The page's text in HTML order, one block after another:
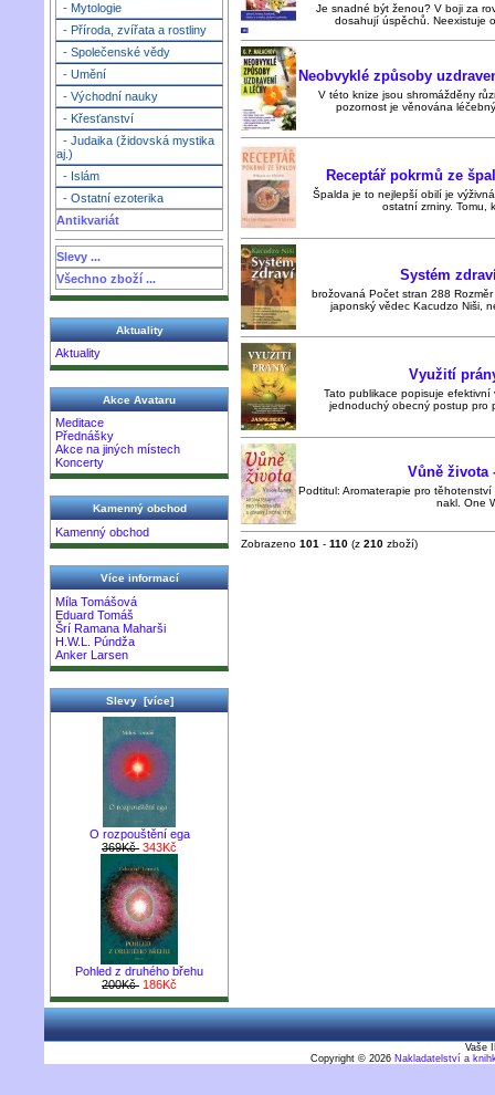
- Mytologie
- Příroda, zvířata a rostliny
- Společenské vědy
- Umění
- Východní nauky
- Křesťanství
- Judaika (židovská mystika
aj.)
- Islám
- Ostatní ezoterika
Antikvariát
Slevy ...
Všechno zboží ...
Aktuality
Aktuality
Akce Avataru
Meditace
Přednášky
Akce na jiných místech
Koncerty
Kamenný obchod
Kamenný obchod
Více informací
Míla Tomášová
Eduard Tomáš
Šrí Ramana Maharši
H.W.L. Púndža
Anker Larsen
Slevy [více]
O rozpouštění ega
369Kč 343Kč
Pohled z druhého břehu
200Kč 186Kč
Je snadné být ženou? V boji za
dosahují úspěchů. Neexistuje
Neobvyklé způsoby
V této knize jsou shromážděny
pozornost je věnována
Receptář pokrmů ze
Špalda je to nejlepší obilí je
ostatní zrniny. Tomu,
Systém
brožovaná Počet stran 288
japonský vědec Kacudzo Niši,
Využití
Tato publikace popisuje
jednoduchý obecný postup pro
Vůně života
Podtitul: Aromaterapie pro
nakl. One
Zobrazeno 101 - 110 (z 210 zboží)
Vaše
Copyright © 2026 Nakladatelství a